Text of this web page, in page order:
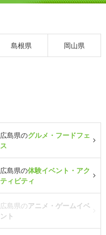
島根県 岡山県
広島県のグルメ・フードフェ
ス
広島県の体験イベント・アク
ティビティ
広島県のアニメ・ゲームイベ
ント